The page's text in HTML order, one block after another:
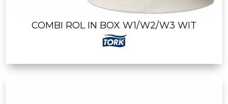
COMBI ROL IN BOX W1/W2/W3 WIT